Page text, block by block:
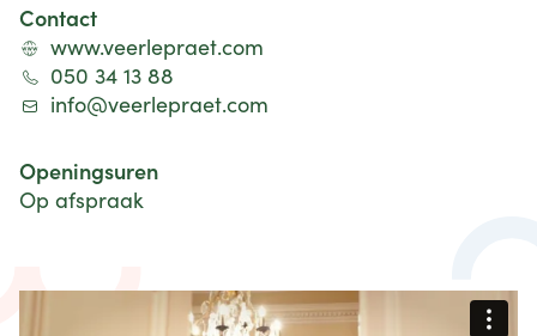
Contact
www.veerlepraet.com
050 34 13 88
info@veerlepraet.com
Openingsuren
Op afspraak